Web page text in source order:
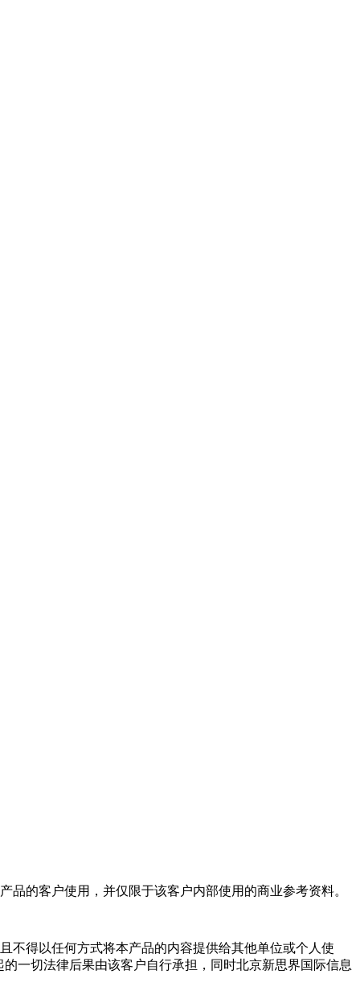
的客户使用，并仅限于该客户内部使用的商业参考资料。
不得以任何方式将本产品的内容提供给其他单位或个人使
一切法律后果由该客户自行承担，同时北京新思界国际信息